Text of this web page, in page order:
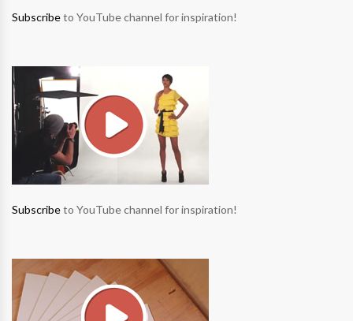
Subscribeto YouTube channel for inspiration!
Subscribeto YouTube channel for inspiration!